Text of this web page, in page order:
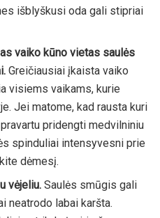
išblyškusi oda gali stipriai
vaiko kūno vietas saulės
Greičiausiai įkaista vaiko
visiems vaikams, kurie
Jei matome, kad rausta kuri
pridengti medvilniniu
spinduliai intensyvesni prie
dėmesį.
vėjeliu.Saulės smūgis gali
neatrodo labai karšta.